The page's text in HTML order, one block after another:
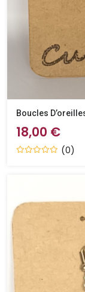
Boucles
18,00 €
(0)